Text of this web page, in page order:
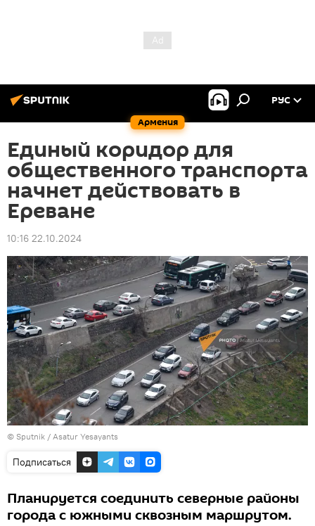
Армения
РУС
Единый коридор для
общественного транспорта
начнет действовать в
Ереване
10:16 22.10.2024
© Sputnik / Asatur Yesayants
Подписаться
Планируется соединить северные районы
города с южными сквозным маршрутом.